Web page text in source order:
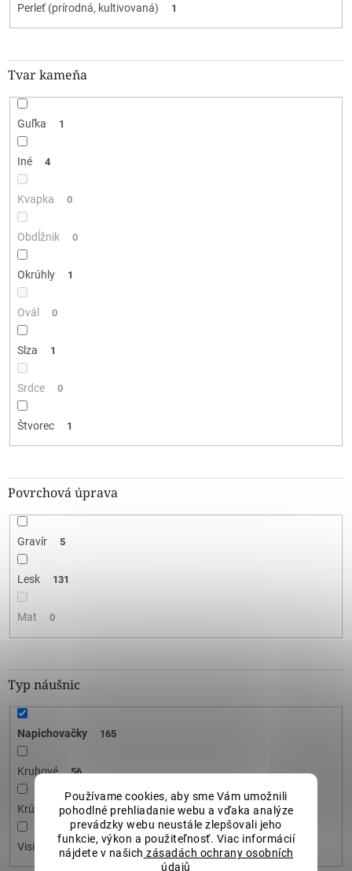
Používame cookies, aby sme Vám umožnili
pohodlné prehliadanie webu a vďaka analýze
prevádzky webu neustále zlepšovali jeho
funkcie, výkon a použiteľnosť. Viac informácií
nájdete v našich zásadách ochrany osobních
údajů
Perleť (prírodná, kultivovaná) 1
Tvar kameňa
Guľka 1
Iné 4
Kvapka 0
Obdĺžnik 0
Okrúhly 1
Ovál 0
Slza 1
Srdce 0
Štvorec 1
Povrchová úprava
Gravír 5
Lesk 131
Mat 0
Typ náušnic
Napichovačky 165
Kruhové 56
Krúžkové 35
Visiace 309